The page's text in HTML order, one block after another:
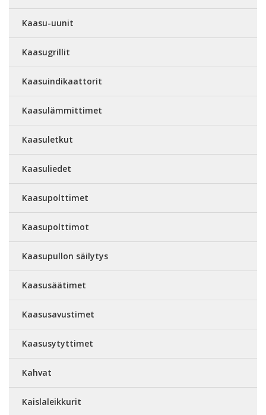
Kaasu-uunit
Kaasugrillit
Kaasuindikaattorit
Kaasulämmittimet
Kaasuletkut
Kaasuliedet
Kaasupolttimet
Kaasupolttimot
Kaasupullon säilytys
Kaasusäätimet
Kaasusavustimet
Kaasusytyttimet
Kahvat
Kaislaleikkurit